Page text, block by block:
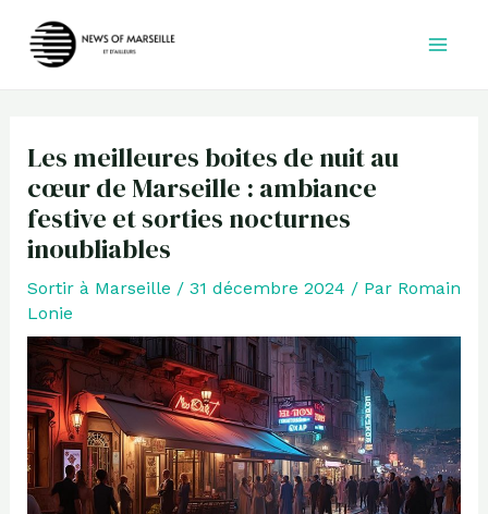
Les meilleures boites de nuit au
cœur de Marseille : ambiance
festive et sorties nocturnes
inoubliables
Sortir à Marseille / 31 décembre 2024 / Par Romain
Lonie